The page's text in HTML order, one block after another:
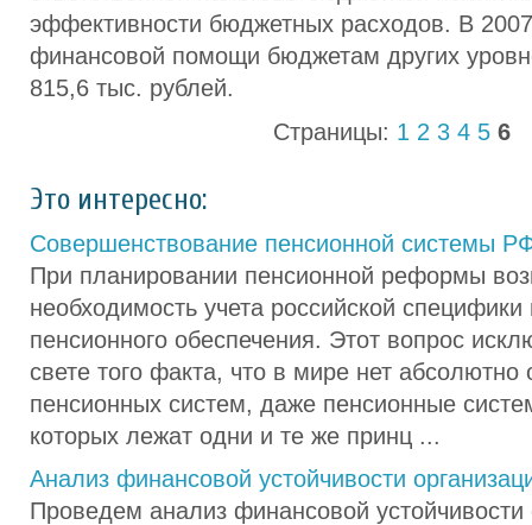
эффективности бюджетных расходов. В
финансовой помощи бюджетам других
815,6 тыс. рублей.
Страницы: 1 2 3 4 5 6
Это интересно:
Совершенствование пенсионной системы
При планировании пенсионной реформы
необходимость учета российской специфики
пенсионного обеспечения. Этот вопрос
свете того факта, что в мире нет абсолютно
пенсионных систем, даже пенсионные
которых лежат одни и те же принц ...
Анализ финансовой устойчивости
Проведем анализ финансовой устойчивости